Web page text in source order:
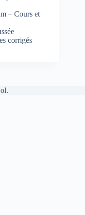
– Cours et
corrigés